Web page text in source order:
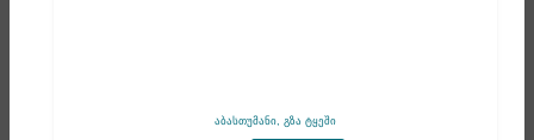
აბასთუმანი, გზა ტყეში